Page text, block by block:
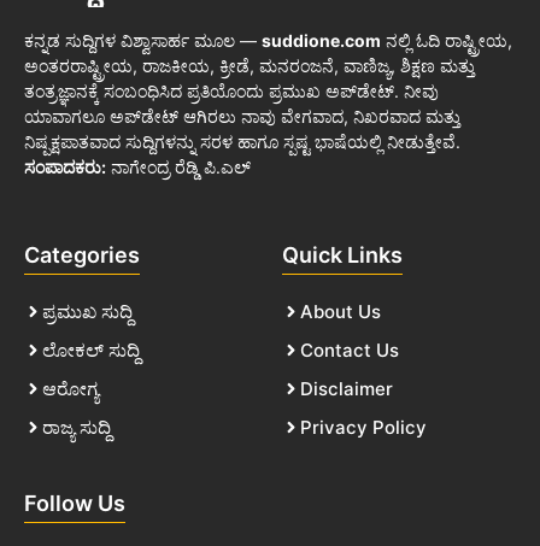
ಕನ್ನಡ ಸುದ್ದಿಗಳ ವಿಶ್ವಾಸಾರ್ಹ ಮೂಲ — suddione.com ನಲ್ಲಿ ಓದಿ ರಾಷ್ಟ್ರೀಯ,
ಅಂತರರಾಷ್ಟ್ರೀಯ, ರಾಜಕೀಯ, ಕ್ರೀಡೆ, ಮನರಂಜನೆ, ವಾಣಿಜ್ಯ, ಶಿಕ್ಷಣ ಮತ್ತು
ತಂತ್ರಜ್ಞಾನಕ್ಕೆ ಸಂಬಂಧಿಸಿದ ಪ್ರತಿಯೊಂದು ಪ್ರಮುಖ ಅಪ್‌ಡೇಟ್. ನೀವು
ಯಾವಾಗಲೂ ಅಪ್‌ಡೇಟ್ ಆಗಿರಲು ನಾವು ವೇಗವಾದ, ನಿಖರವಾದ ಮತ್ತು
ನಿಷ್ಪಕ್ಷಪಾತವಾದ ಸುದ್ದಿಗಳನ್ನು ಸರಳ ಹಾಗೂ ಸ್ಪಷ್ಟ ಭಾಷೆಯಲ್ಲಿ ನೀಡುತ್ತೇವೆ.
ಸಂಪಾದಕರು: ನಾಗೇಂದ್ರ ರೆಡ್ಡಿ ಪಿ.ಎಲ್
Categories
ಪ್ರಮುಖ ಸುದ್ದಿ
ಲೋಕಲ್ ಸುದ್ದಿ
ಆರೋಗ್ಯ
ರಾಜ್ಯ ಸುದ್ದಿ
Quick Links
About Us
Contact Us
Disclaimer
Privacy Policy
Follow Us